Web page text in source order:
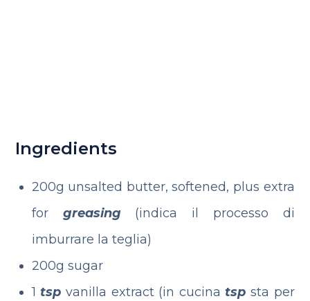
Ingredients
200g unsalted butter, softened, plus extra
for greasing (indica il processo di
imburrare la teglia)
200g sugar
1tsp vanilla extract (in cucinatsp sta per